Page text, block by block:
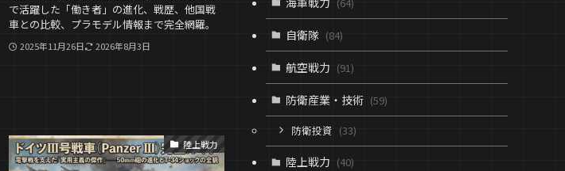
で活躍した「働き者」の進化、戦歴、他国戦
車との比較、プラモデル情報まで完全網羅。
2025年11月26日 2026年8月3日
陸上戦力
自衛隊 (84)
航空戦力 (91)
防衛産業・技術 (59)
防衛投資 (33)
陸上戦力 (40)